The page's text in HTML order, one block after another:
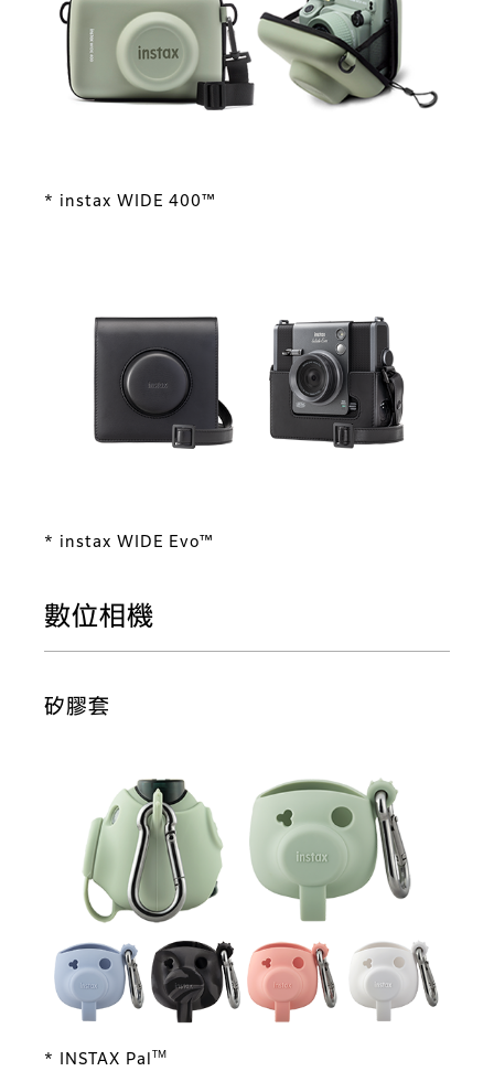
* instax WIDE 400™
* instax WIDE Evo™
數位相機
矽膠套
* INSTAX Pal TM